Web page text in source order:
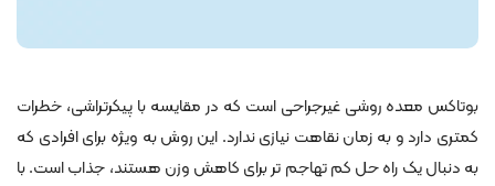
بوتاکس معده روشی غیرجراحی است که در مقایسه با پیکرتراشی، خطرات
کمتری دارد و به زمان نقاهت نیازی ندارد. این روش به ویژه برای افرادی که
به دنبال یک راه حل کم‌ تهاجم تر برای کاهش وزن هستند، جذاب است. با